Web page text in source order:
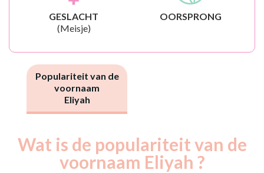
GESLACHT
(Meisje)
OORSPRONG
Populariteit van de
voornaam
Eliyah
Wat is de populariteit van de
voornaam Eliyah ?
Année
Nouveaux-
nés